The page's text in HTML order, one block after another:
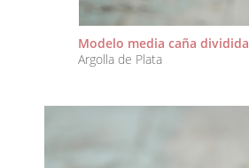
Modelo media caña dividida
Argolla de Plata